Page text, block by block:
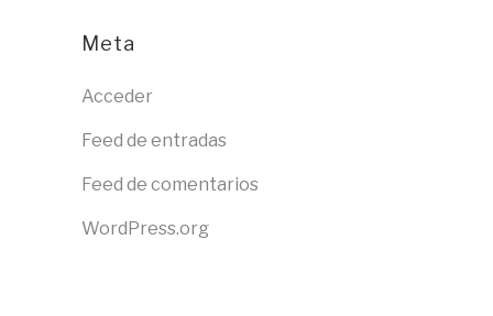
Meta
Acceder
Feed de entradas
Feed de comentarios
WordPress.org